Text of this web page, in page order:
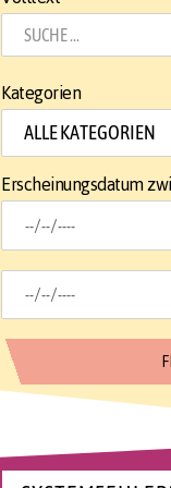
Kategorien
Erscheinungsdatum